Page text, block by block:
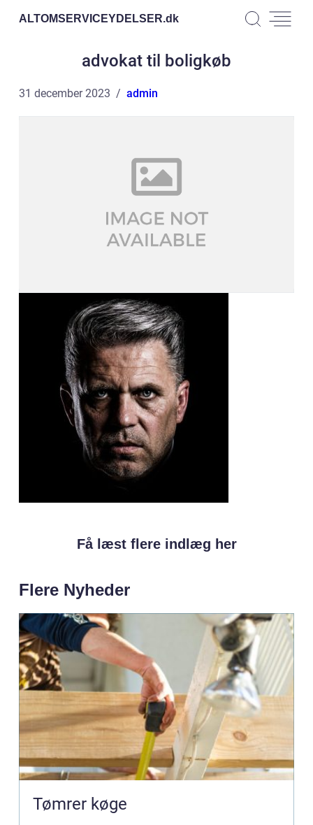
ALTOMSERVICEYDELSER.dk
advokat til boligkøb
31 december 2023 admin
Få læst flere indlæg her
Flere Nyheder
Tømrer køge